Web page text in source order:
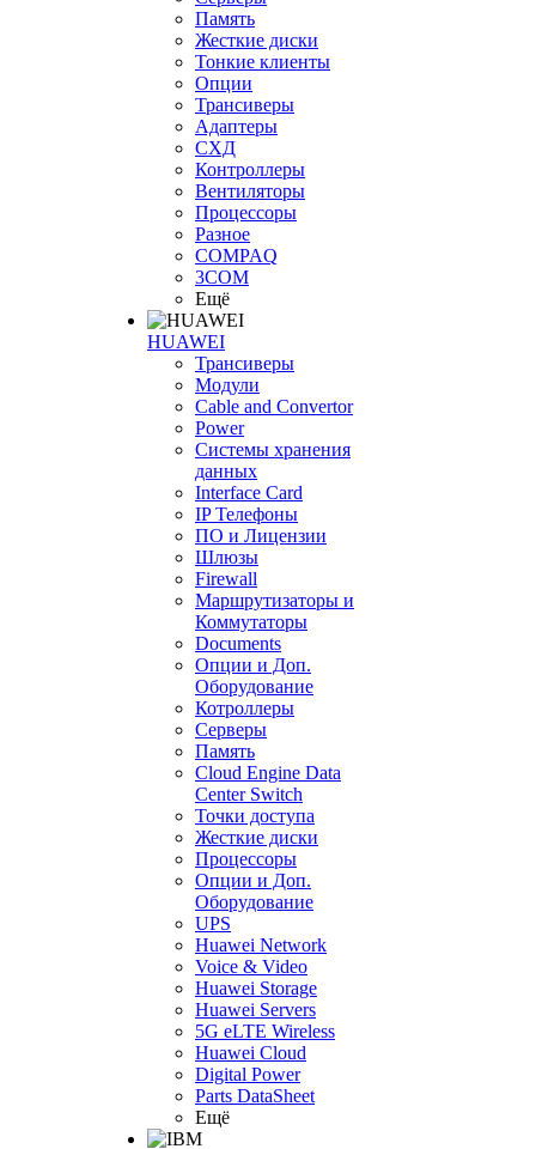
Память
Жесткие диски
Тонкие клиенты
Опции
Трансиверы
Адаптеры
СХД
Контроллеры
Вентиляторы
Процессоры
Разное
COMPAQ
3COM
Ещё
HUAWEI
Трансиверы
Модули
Cable and Convertor
Power
Системы хранения
данных
Interface Card
IP Телефоны
ПО и Лицензии
Шлюзы
Firewall
Маршрутизаторы и
Коммутаторы
Documents
Опции и Доп.
Оборудование
Котроллеры
Серверы
Память
Cloud Engine Data
Center Switch
Точки доступа
Жесткие диски
Процессоры
Опции и Доп.
Оборудование
UPS
Huawei Network
Voice & Video
Huawei Storage
Huawei Servers
5G eLTE Wireless
Huawei Cloud
Digital Power
Parts DataSheet
Ещё